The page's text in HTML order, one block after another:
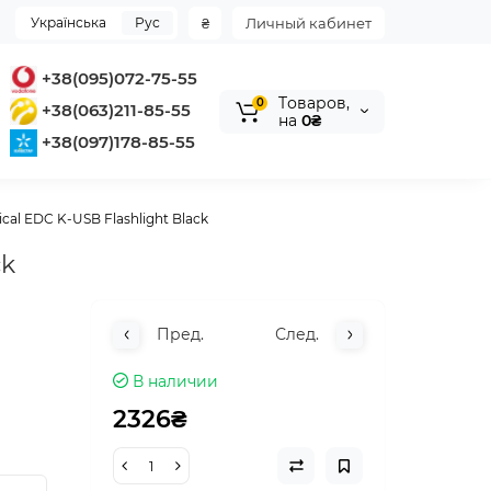
Личный кабинет
₴
Українська Рус
+38(095)072-75-55
+38(063)211-85-55
+38(097)178-85-55
0
Tоваров,
на 0₴
EDC K-USB Flashlight Black
Пред. След.
В наличии
2326₴